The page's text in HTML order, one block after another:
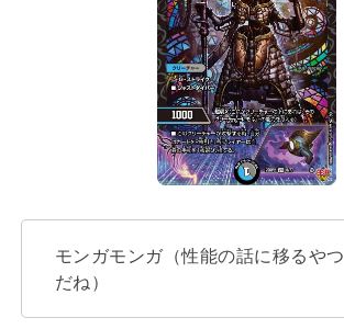
モンガモンガ（性能の話に移るやつ
だね）